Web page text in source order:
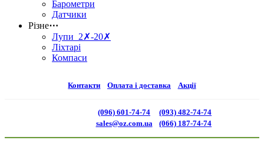
Барометри
Датчики
Різне⋯
Лупи 2✗-20✗
Ліхтарі
Компаси
Контакти Оплата і доставка Акції
(096) 601-74-74
sales@oz.com.ua
(093) 482-74-74
(066) 187-74-74